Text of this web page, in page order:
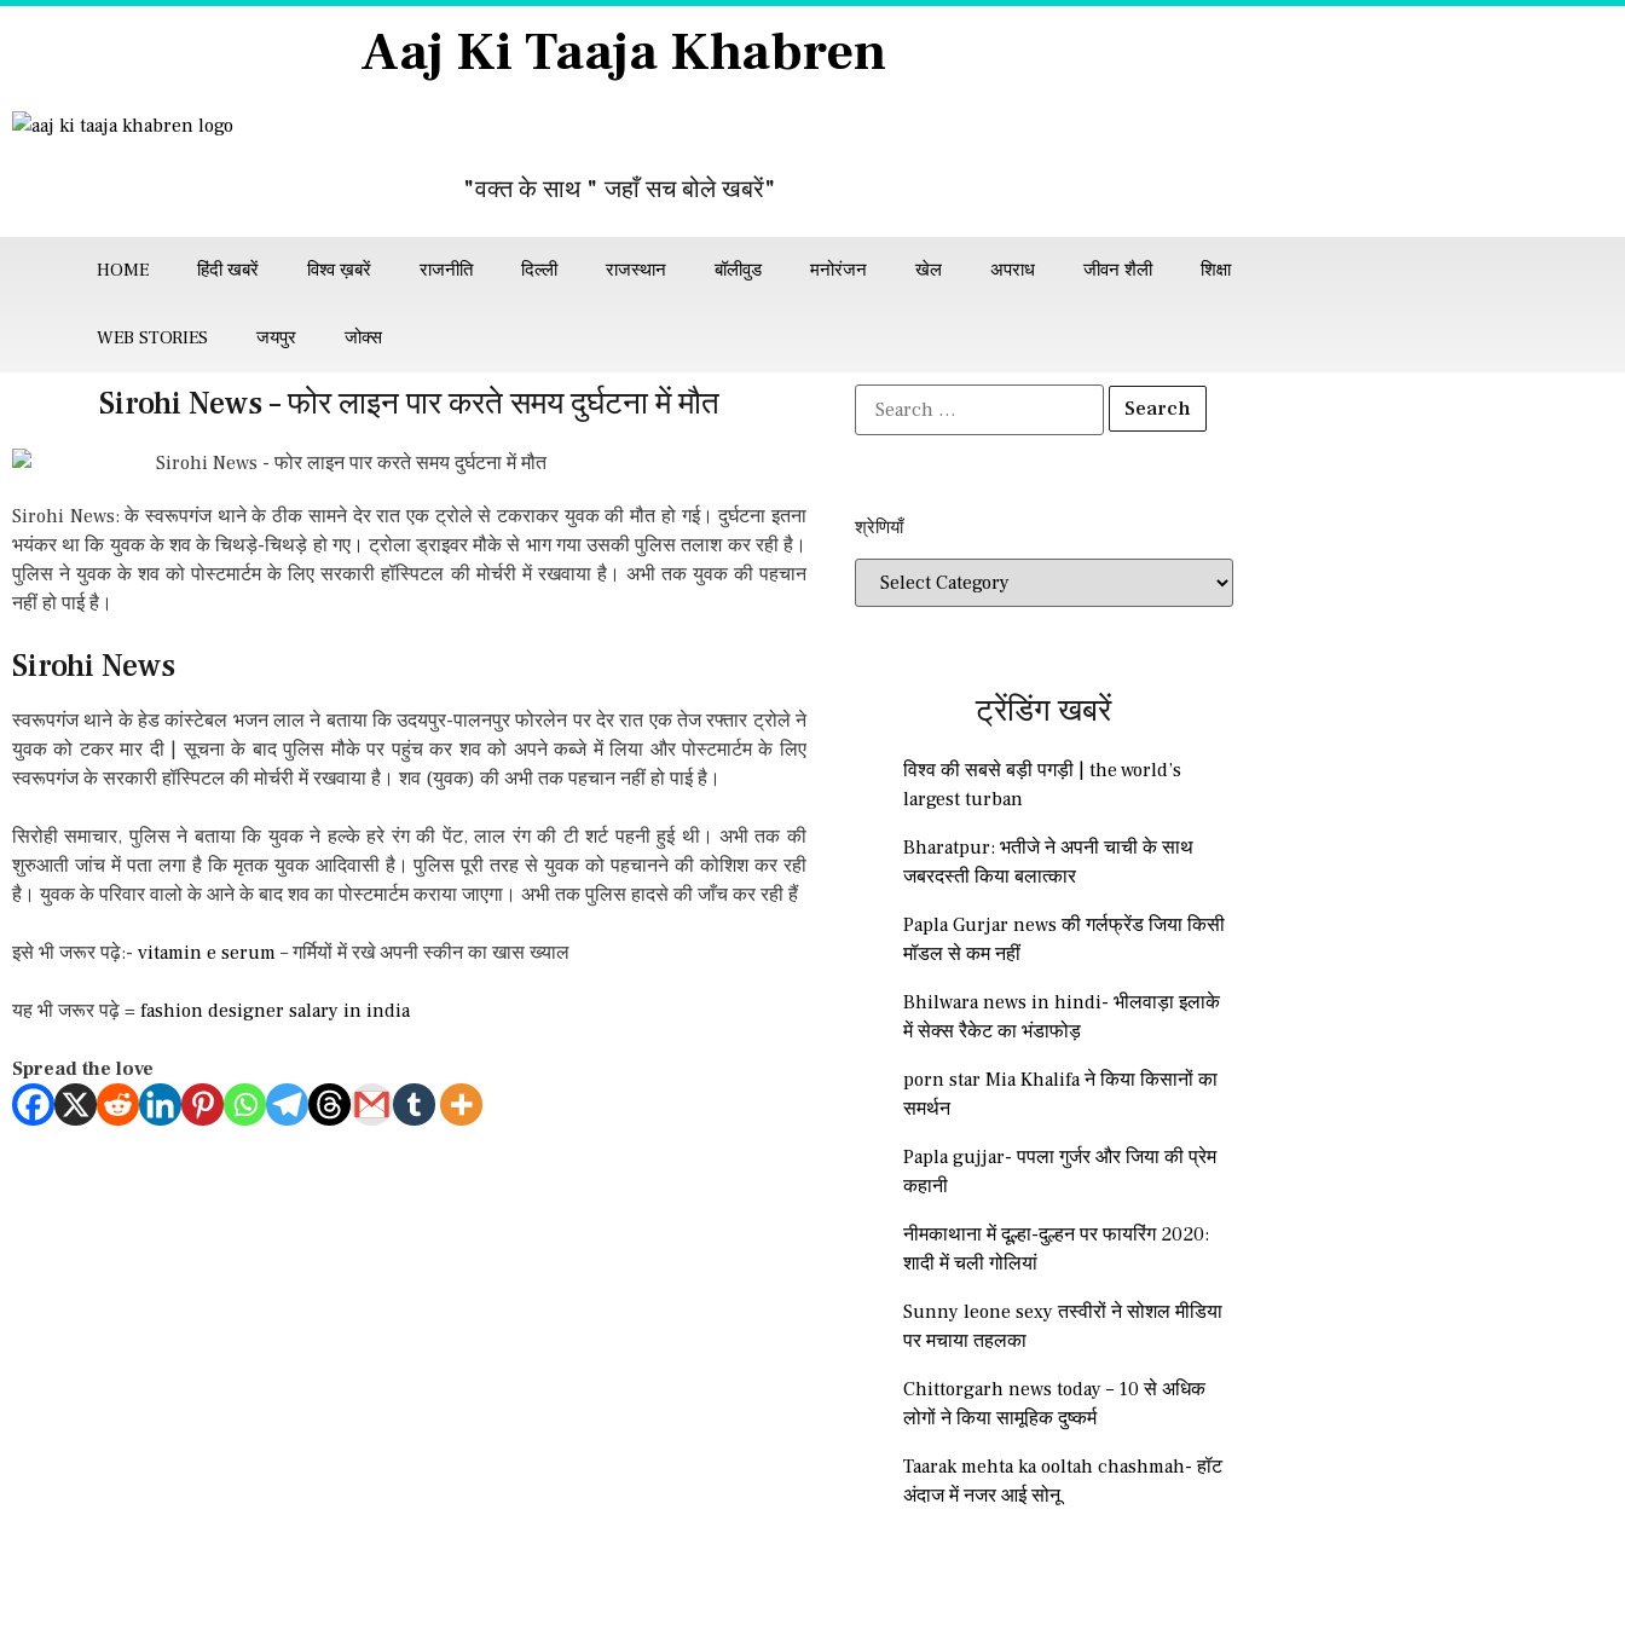
Aaj Ki Taaja Khabren
"वक्त के साथ " जहाँ सच बोले खबरें"
HOME हिंदी खबरें विश्व ख़बरें राजनीति दिल्ली राजस्थान बॉलीवुड मनोरंजन खेल अपराध जीवन शैली शिक्षा
WEB STORIES जयपुर जोक्स
Sirohi News – फोर लाइन पार करते समय दुर्घटना में मौत
Sirohi News: के स्वरूपगंज थाने के ठीक सामने देर रात एक ट्रोले से टकराकर युवक की मौत हो गई। दुर्घटना इतना
भयंकर था कि युवक के शव के चिथड़े-चिथड़े हो गए। ट्रोला ड्राइवर मौके से भाग गया उसकी पुलिस तलाश कर रही है।
पुलिस ने युवक के शव को पोस्टमार्टम के लिए सरकारी हॉस्पिटल की मोर्चरी में रखवाया है। अभी तक युवक की पहचान
नहीं हो पाई है।
Sirohi News
स्वरूपगंज थाने के हेड कांस्टेबल भजन लाल ने बताया कि उदयपुर-पालनपुर फोरलेन पर देर रात एक तेज रफ्तार ट्रोले ने
युवक को टकर मार दी | सूचना के बाद पुलिस मौके पर पहुंच कर शव को अपने कब्जे में लिया और पोस्टमार्टम के लिए
स्वरूपगंज के सरकारी हॉस्पिटल की मोर्चरी में रखवाया है। शव (युवक) की अभी तक पहचान नहीं हो पाई है।
सिरोही समाचार, पुलिस ने बताया कि युवक ने हल्के हरे रंग की पेंट, लाल रंग की टी शर्ट पहनी हुई थी। अभी तक की
शुरुआती जांच में पता लगा है कि मृतक युवक आदिवासी है। पुलिस पूरी तरह से युवक को पहचानने की कोशिश कर रही
है। युवक के परिवार वालो के आने के बाद शव का पोस्टमार्टम कराया जाएगा। अभी तक पुलिस हादसे की जाँच कर रही हैं
इसे भी जरूर पढ़े:- vitamin e serum – गर्मियों में रखे अपनी स्कीन का खास ख्याल
यह भी जरूर पढ़े = fashion designer salary in india
Spread the love
श्रेणियाँ​​
ट्रेंडिंग खबरें
विश्व की सबसे बड़ी पगड़ी | the world’s
largest turban
Bharatpur: भतीजे ने अपनी चाची के साथ
जबरदस्ती किया बलात्कार
Papla Gurjar news की गर्लफ्रेंड जिया किसी
मॉडल से कम नहीं
Bhilwara news in hindi- भीलवाड़ा इलाके
में सेक्स रैकेट का भंडाफोड़
porn star Mia Khalifa ने किया किसानों का
समर्थन
Papla gujjar- पपला गुर्जर और जिया की प्रेम
कहानी
नीमकाथाना में दूल्हा-दुल्हन पर फायरिंग 2020:
शादी में चली गोलियां
Sunny leone sexy तस्वीरों ने सोशल मीडिया
पर मचाया तहलका
Chittorgarh news today – 10 से अधिक
लोगों ने किया सामूहिक दुष्कर्म
Taarak mehta ka ooltah chashmah- हॉट
अंदाज में नजर आई सोनू